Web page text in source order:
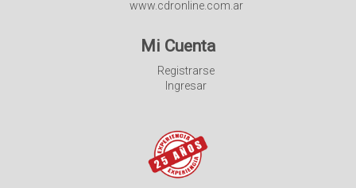
www.cdronline.com.ar
Mi Cuenta
Registrarse
Ingresar